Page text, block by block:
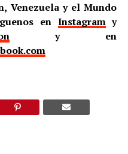
Venezuela y el Mundo
en Instagramy
y en